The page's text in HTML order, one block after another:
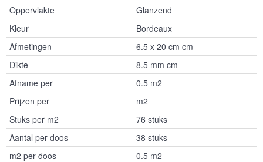
Oppervlakte
Glanzend
Kleur
Bordeaux
Afmetingen
6.5 x 20 cm cm
Dikte
8.5 mm cm
Afname per
0.5 m2
Prijzen per
m2
Stuks per m2
76 stuks
Aantal per doos
38 stuks
m2 per doos
0.5 m2